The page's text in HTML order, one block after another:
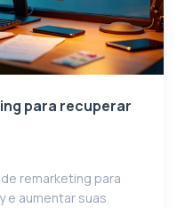
para recuperar
remarketing para
e aumentar suas